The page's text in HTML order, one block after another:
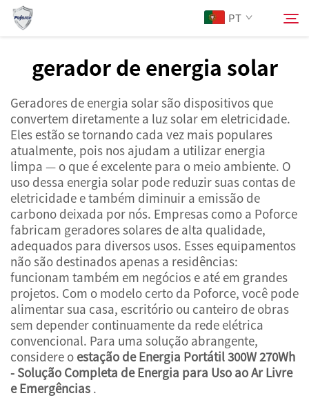
PT
Sobre Nós
Produtos
Serviços
Notícias
Contacte-nos
Pesquisar
gerador de energia solar
Geradores de energia solar são dispositivos que
convertem diretamente a luz solar em eletricidade.
Eles estão se tornando cada vez mais populares
atualmente, pois nos ajudam a utilizar energia
limpa — o que é excelente para o meio ambiente. O
uso dessa energia solar pode reduzir suas contas de
eletricidade e também diminuir a emissão de
carbono deixada por nós. Empresas como a Poforce
fabricam geradores solares de alta qualidade,
adequados para diversos usos. Esses equipamentos
não são destinados apenas a residências:
funcionam também em negócios e até em grandes
projetos. Com o modelo certo da Poforce, você pode
alimentar sua casa, escritório ou canteiro de obras
sem depender continuamente da rede elétrica
convencional. Para uma solução abrangente,
considere o estação de Energia Portátil 300W 270Wh
- Solução Completa de Energia para Uso ao Ar Livre
e Emergências .